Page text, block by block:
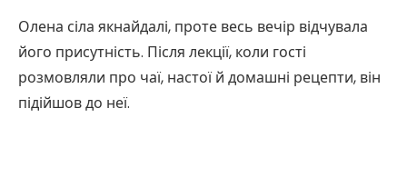
Олена сіла якнайдалі, проте весь вечір відчувала
його присутність. Після лекції, коли гості
розмовляли про чаї, настої й домашні рецепти, він
підійшов до неї.